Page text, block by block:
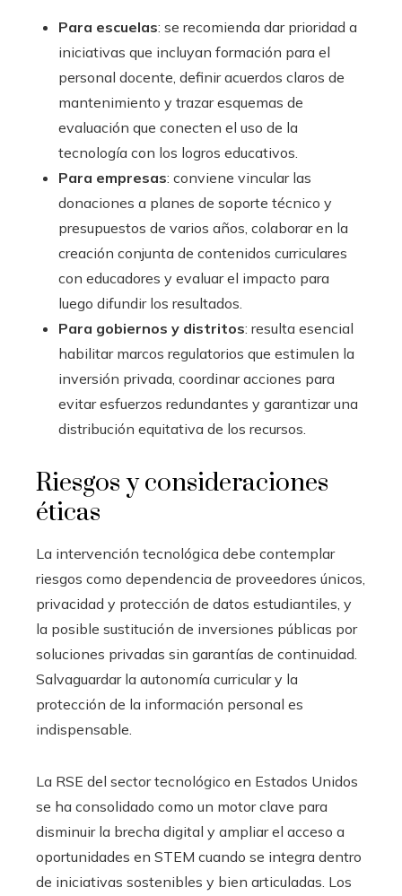
Para escuelas: se recomienda dar prioridad a
iniciativas que incluyan formación para el
personal docente, definir acuerdos claros de
mantenimiento y trazar esquemas de
evaluación que conecten el uso de la
tecnología con los logros educativos.
Para empresas: conviene vincular las
donaciones a planes de soporte técnico y
presupuestos de varios años, colaborar en la
creación conjunta de contenidos curriculares
con educadores y evaluar el impacto para
luego difundir los resultados.
Para gobiernos y distritos: resulta esencial
habilitar marcos regulatorios que estimulen la
inversión privada, coordinar acciones para
evitar esfuerzos redundantes y garantizar una
distribución equitativa de los recursos.
Riesgos y consideraciones
éticas
La intervención tecnológica debe contemplar
riesgos como dependencia de proveedores únicos,
privacidad y protección de datos estudiantiles, y
la posible sustitución de inversiones públicas por
soluciones privadas sin garantías de continuidad.
Salvaguardar la autonomía curricular y la
protección de la información personal es
indispensable.
La RSE del sector tecnológico en Estados Unidos
se ha consolidado como un motor clave para
disminuir la brecha digital y ampliar el acceso a
oportunidades en STEM cuando se integra dentro
de iniciativas sostenibles y bien articuladas. Los